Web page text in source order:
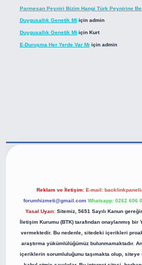
Parmesan Peyniri Bizim Hangi Türk Peynirine
Duygusallık Genetik Mi için admin
Duygusallık Genetik Mi için Kurt
E-Duruşma Her Yerde Var Mı için admin
Reklam ve İletişim: E-mail:
forumhizmeti@gmail.com Whatsapp: 0262 606
Yasal Uyarı: Sitemiz, 5651 Sayılı Kanun
İletişim Kurumu (BTK) tarafından onaylanmış bir
vermektedir. Bu nedenle, sitedeki içerikleri
araştırma yükümlülüğümüz bulunmamaktadır.
içeriklerin sorumluluğunu taşımakta olup,